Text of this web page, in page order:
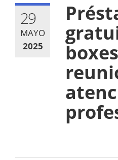
29
MAYO
2025